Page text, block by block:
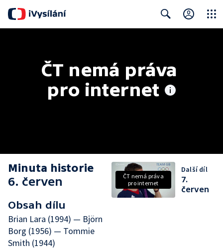
ČT nemá práva
pro internet
Minuta historie
6. červen
Obsah dílu
Brian Lara (1994) — Björn
Borg (1956) — Tommie
Smith (1944)
ČT nemá práva
pro internet
Další díl
7.
červen